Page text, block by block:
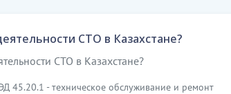
СТО в Казахстане?
СТО в Казахстане?
45.20.1 - техническое обслуживание и ремонт